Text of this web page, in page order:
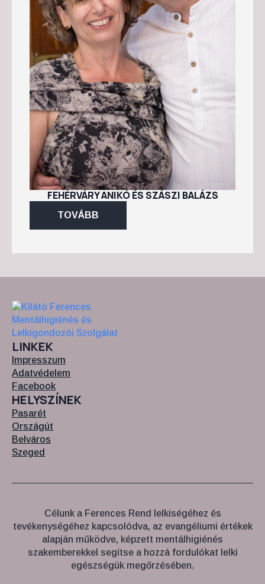
FEHÉRVÁRY ANIKÓ ÉS SZÁSZI BALÁZS
TOVÁBB
LINKEK
Impresszum
Adatvédelem
Facebook
HELYSZÍNEK
Pasarét
Országút
Belváros
Szeged
Célunk a Ferences Rend lelkiségéhez és
tevékenységéhez kapcsolódva, az evangéliumi értékek
alapján működve, képzett mentálhigiénés
szakemberekkel segítse a hozzá fordulókat lelki
egészségük megőrzésében.